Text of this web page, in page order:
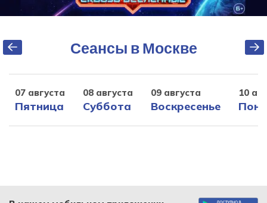
Сеансы в Москве
07 августа
Пятница
08 августа
Суббота
09 августа
Воскресенье
10